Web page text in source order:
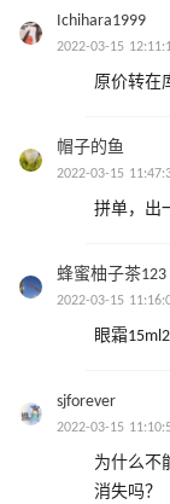
Ichihara1999
2022-03-15
原价转在
帽子的鱼
2022-03-15
拼单，出
蜂蜜柚子茶123
2022-03-15
眼霜
sjforever
2022-03-15
为什么不
消失吗？